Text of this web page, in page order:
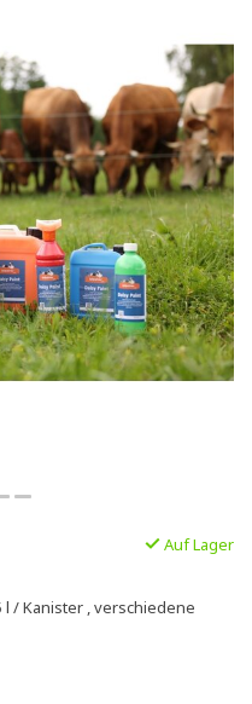
Auf Lager
l / Kanister , verschiedene